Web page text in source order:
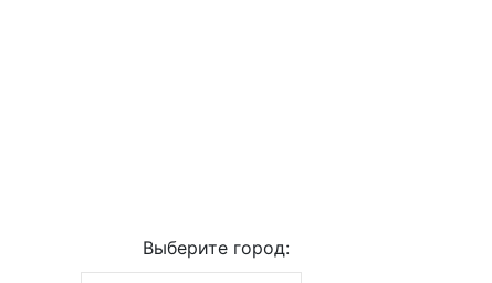
Выберите город: